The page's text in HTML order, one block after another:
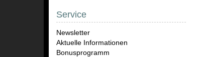
Service
Newsletter
Aktuelle Informationen
Bonusprogramm